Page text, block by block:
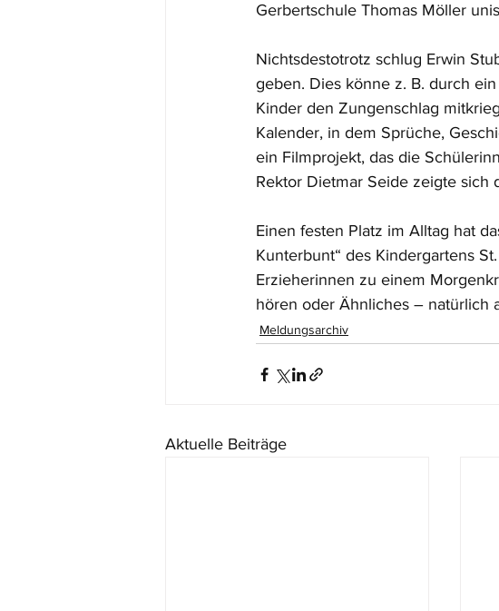
Gerbertschule Thomas Möller
Nichtsdestotrotz schlug Erwin
geben. Dies könne z. B. durch
Kinder den Zungenschlag
Kalender, in dem Sprüche,
ein Filmprojekt, das die
Rektor Dietmar Seide zeigte sich
Einen festen Platz im Alltag hat
Kunterbunt“ des Kindergartens
Erzieherinnen zu einem
hören oder Ähnliches – natürlich
Meldungsarchiv
Aktuelle Beiträge